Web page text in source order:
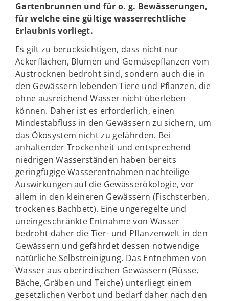
Gartenbrunnen und für o. g. Bewässerungen,
für welche eine gültige wasserrechtliche
Erlaubnis vorliegt.
Es gilt zu berücksichtigen, dass nicht nur
Ackerflächen, Blumen und Gemüsepflanzen vom
Austrocknen bedroht sind, sondern auch die in
den Gewässern lebenden Tiere und Pflanzen, die
ohne ausreichend Wasser nicht überleben
können. Daher ist es erforderlich, einen
Mindestabfluss in den Gewässern zu sichern, um
das Ökosystem nicht zu gefährden. Bei
anhaltender Trockenheit und entsprechend
niedrigen Wasserständen haben bereits
geringfügige Wasserentnahmen nachteilige
Auswirkungen auf die Gewässerökologie, vor
allem in den kleineren Gewässern (Fischsterben,
trockenes Bachbett). Eine ungeregelte und
uneingeschränkte Entnahme von Wasser
bedroht daher die Tier- und Pflanzenwelt in den
Gewässern und gefährdet dessen notwendige
natürliche Selbstreinigung. Das Entnehmen von
Wasser aus oberirdischen Gewässern (Flüsse,
Bäche, Gräben und Teiche) unterliegt einem
gesetzlichen Verbot und bedarf daher nach den